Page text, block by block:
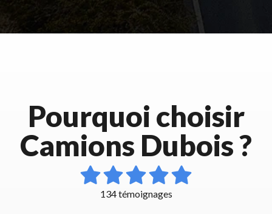
Pourquoi choisir
Camions Dubois ?
134 témoignages